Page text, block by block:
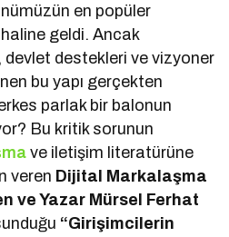
en popüler
geldi. Ancak
devlet destekleri ve vizyoner
bu yapı gerçekten
parlak bir balonun
Bu kritik sorunun
ve iletişim literatürüne
veren Dijital Markalaşma
ve Yazar Mürsel Ferhat
“Girişimcilerin